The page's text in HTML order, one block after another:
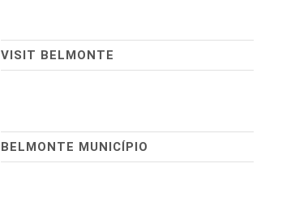
VISIT BELMONTE
BELMONTE MUNICÍPIO